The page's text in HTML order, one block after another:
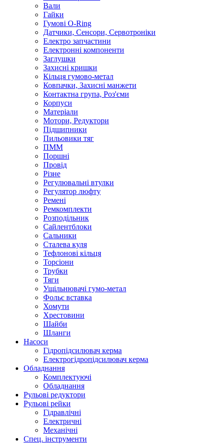
Вали
Гайки
Гумові O-Ring
Датчики, Сенсори, Сервотроніки
Електро запчастини
Електронні компоненти
Заглушки
Захисні кришки
Кільця гумово-метал
Ковпачки, Захисні манжети
Контактна група, Роз'єми
Корпуси
Матеріали
Мотори, Редуктори
Підшипники
Пильовики тяг
ПММ
Поршні
Провід
Різне
Регулювальні втулки
Регулятор люфту
Ремені
Ремкомплекти
Розподільник
Сайлентблоки
Сальники
Сталева куля
Тефлонові кільця
Торсіони
Трубки
Тяги
Ущільнювачі гумо-метал
Фольє вставка
Хомути
Хрестовини
Шайби
Шланги
Насоси
Гідропідсилювач керма
Електрогідропідсилювач керма
Обладнання
Комплектуючі
Обладнання
Рульові редуктори
Рульові рейки
Гідравлічні
Електричні
Механічні
Спец. інструменти